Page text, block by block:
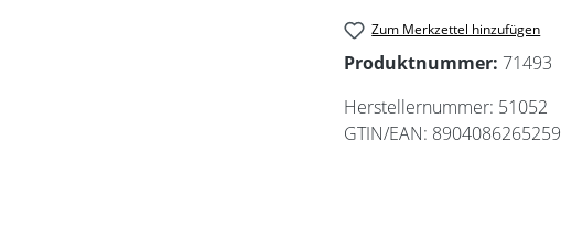
Zum Merkzettel hinzufügen
Produktnummer: 71493
Herstellernummer: 51052
GTIN/EAN: 8904086265259